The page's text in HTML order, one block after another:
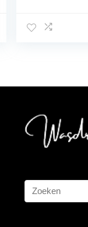
– Reisdroger,
slaapzaal,
Ngumms